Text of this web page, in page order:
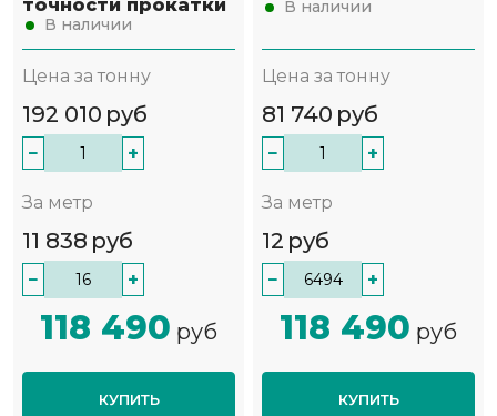
точности прокатки
В наличии
Цена за тонну
192 010 руб
− +
За метр
11 838 руб
− +
118 490 руб
КУПИТЬ
В наличии
Цена за тонну
81 740 руб
− +
За метр
12 руб
− +
118 490 руб
КУПИТЬ